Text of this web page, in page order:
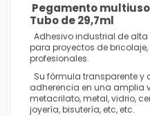
Pegamento
Tubo de 29,7ml
Adhesivo industrial de
para proyectos de
profesionales.
Su fórmula transparente y
adherencia en una amplia
metacrilato, metal, vidrio,
joyería, bisutería, etc, etc.